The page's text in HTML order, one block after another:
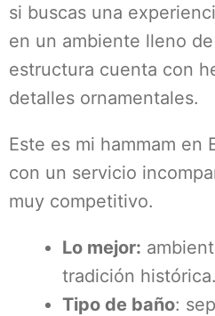
si buscas una
en un ambiente lleno
estructura cuenta con
detalles ornamentales.
Este es mi hammam en
con un servicio
muy competitivo.
Lo mejor:
tradición histórica.
Tipo de baño: